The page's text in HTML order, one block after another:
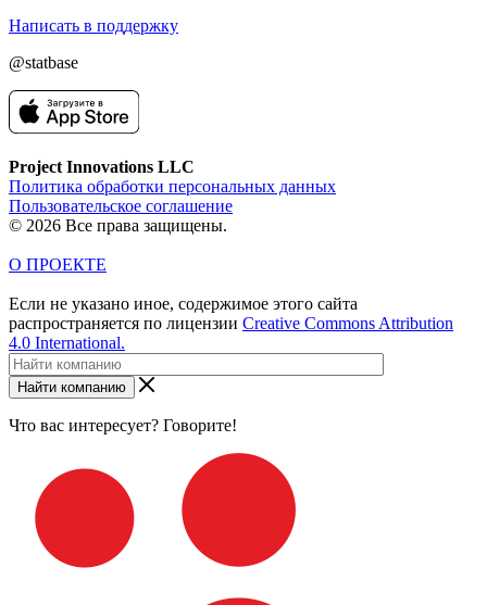
Написать в поддержку
@statbase
Project Innovations LLC
Политика обработки персональных данных
Пользовательское соглашение
© 2026 Все права защищены.
О ПРОЕКТЕ
Если не указано иное, содержимое этого сайта
распространяется по лицензии Creative Commons Attribution
4.0 International.
Найти компанию
Что вас интересует? Говорите!